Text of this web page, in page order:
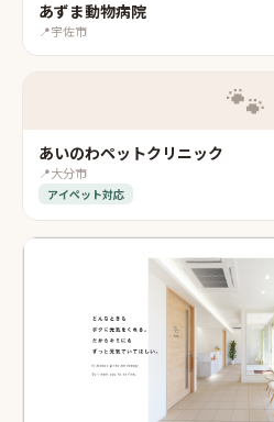
あずま動物病院
📍宇佐市
🐾
あいのわペットクリニック
📍大分市
アイペット対応